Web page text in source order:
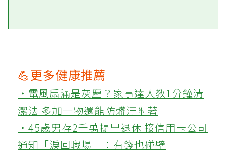
💪更多健康推薦
‧電風扇滿是灰塵？家事達人教1分鐘清
潔法 多加一物還能防髒汙附著
‧45歲男存2千萬提早退休 接信用卡公司
通知「淚回職場」：有錢也碰壁